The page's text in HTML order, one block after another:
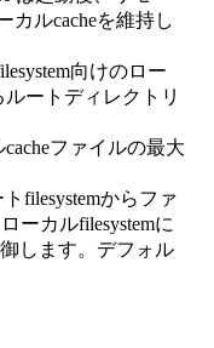
カルcacheを維持し
向けのロー
ルートディレクトリ
ファイルの最大
トfilesystemからファ
ーカルfilesystemに
します。デフォル